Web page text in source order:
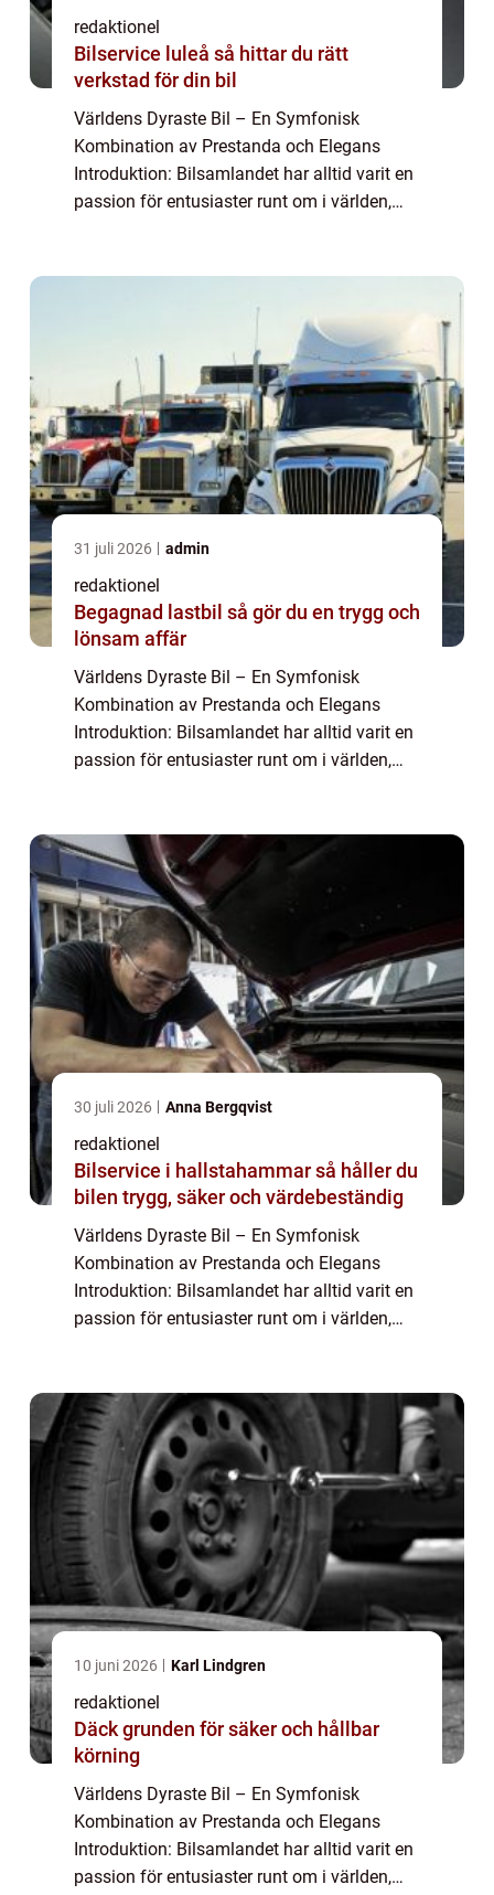
redaktionel
Bilservice luleå så hittar du rätt
verkstad för din bil
Världens Dyraste Bil – En Symfonisk
Kombination av Prestanda och Elegans
Introduktion: Bilsamlandet har alltid varit en
passion för entusiaster runt om i världen,
31 juli 2026 admin
redaktionel
Begagnad lastbil så gör du en trygg och
lönsam affär
Världens Dyraste Bil – En Symfonisk
Kombination av Prestanda och Elegans
Introduktion: Bilsamlandet har alltid varit en
passion för entusiaster runt om i världen,
30 juli 2026 Anna Bergqvist
redaktionel
Bilservice i hallstahammar så håller du
bilen trygg, säker och värdebeständig
Världens Dyraste Bil – En Symfonisk
Kombination av Prestanda och Elegans
Introduktion: Bilsamlandet har alltid varit en
passion för entusiaster runt om i världen,
10 juni 2026 Karl Lindgren
redaktionel
Däck grunden för säker och hållbar
körning
Världens Dyraste Bil – En Symfonisk
Kombination av Prestanda och Elegans
Introduktion: Bilsamlandet har alltid varit en
passion för entusiaster runt om i världen,